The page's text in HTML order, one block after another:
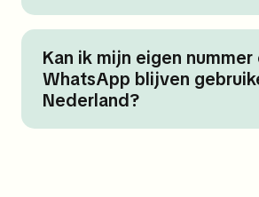
Kan ik mijn eigen nummer
WhatsApp blijven
Nederland?